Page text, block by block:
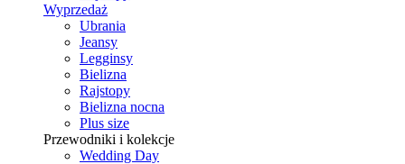
Wyprzedaż
Ubrania
Jeansy
Legginsy
Bielizna
Rajstopy
Bielizna nocna
Plus size
Przewodniki i kolekcje
Wedding Day